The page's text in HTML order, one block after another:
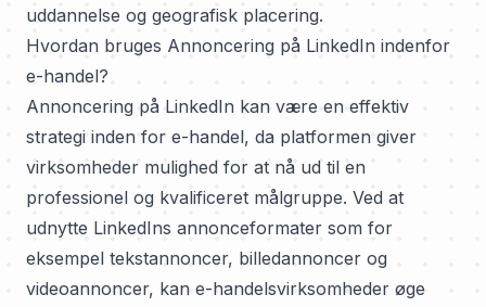
uddannelse og geografisk placering.
Hvordan bruges Annoncering på LinkedIn indenfor
e-handel?
Annoncering på LinkedIn kan være en effektiv
strategi inden for e-handel, da platformen giver
virksomheder mulighed for at nå ud til en
professionel og kvalificeret målgruppe. Ved at
udnytte LinkedIns annonceformater som for
eksempel tekstannoncer, billedannoncer og
videoannoncer, kan e-handelsvirksomheder øge